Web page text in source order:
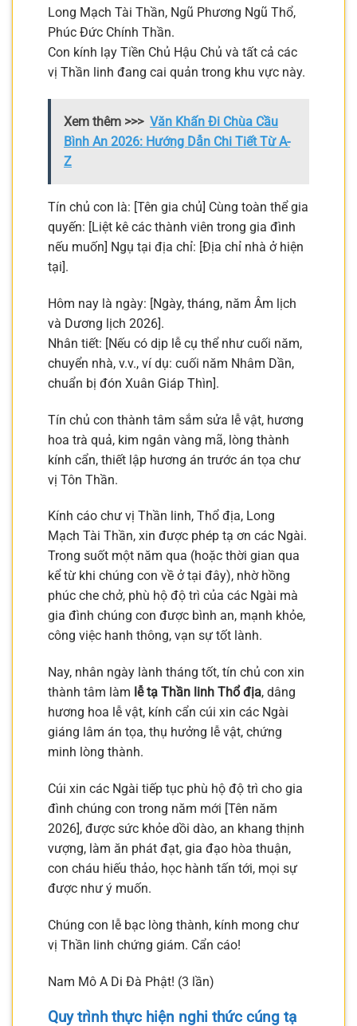
Long Mạch Tài Thần, Ngũ Phương Ngũ Thổ,
Phúc Đức Chính Thần.
Con kính lạy Tiền Chủ Hậu Chủ và tất cả các
vị Thần linh đang cai quản trong khu vực này.
Xem thêm >>> Văn Khấn Đi Chùa Cầu
Bình An 2026: Hướng Dẫn Chi Tiết Từ A-
Z
Tín chủ con là: [Tên gia chủ] Cùng toàn thể gia
quyến: [Liệt kê các thành viên trong gia đình
nếu muốn] Ngụ tại địa chỉ: [Địa chỉ nhà ở hiện
tại].
Hôm nay là ngày: [Ngày, tháng, năm Âm lịch
và Dương lịch 2026].
Nhân tiết: [Nếu có dịp lễ cụ thể như cuối năm,
chuyển nhà, v.v., ví dụ: cuối năm Nhâm Dần,
chuẩn bị đón Xuân Giáp Thìn].
Tín chủ con thành tâm sắm sửa lễ vật, hương
hoa trà quả, kim ngân vàng mã, lòng thành
kính cẩn, thiết lập hương án trước án tọa chư
vị Tôn Thần.
Kính cáo chư vị Thần linh, Thổ địa, Long
Mạch Tài Thần, xin được phép tạ ơn các Ngài.
Trong suốt một năm qua (hoặc thời gian qua
kể từ khi chúng con về ở tại đây), nhờ hồng
phúc che chở, phù hộ độ trì của các Ngài mà
gia đình chúng con được bình an, mạnh khỏe,
công việc hanh thông, vạn sự tốt lành.
Nay, nhân ngày lành tháng tốt, tín chủ con xin
thành tâm làm lễ tạ Thần linh Thổ địa, dâng
hương hoa lễ vật, kính cẩn cúi xin các Ngài
giáng lâm án tọa, thụ hưởng lễ vật, chứng
minh lòng thành.
Cúi xin các Ngài tiếp tục phù hộ độ trì cho gia
đình chúng con trong năm mới [Tên năm
2026], được sức khỏe dồi dào, an khang thịnh
vượng, làm ăn phát đạt, gia đạo hòa thuận,
con cháu hiếu thảo, học hành tấn tới, mọi sự
được như ý muốn.
Chúng con lễ bạc lòng thành, kính mong chư
vị Thần linh chứng giám. Cẩn cáo!
Nam Mô A Di Đà Phật! (3 lần)
Quy trình thực hiện nghi thức cúng tạ